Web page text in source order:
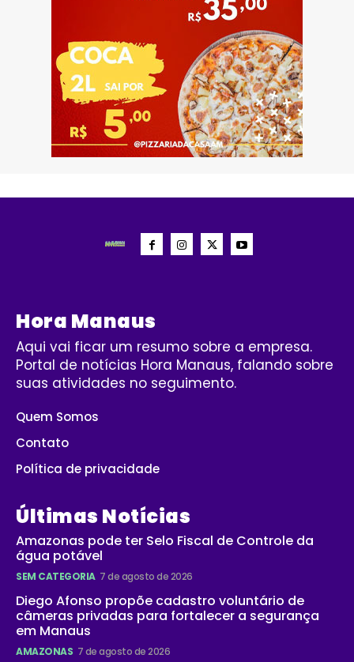
Hora Manaus
Aqui vai ficar um resumo sobre a empresa.
Portal de notícias Hora Manaus, falando sobre
suas atividades no seguimento.
Quem Somos
Contato
Política de privacidade
Últimas Notícias
Amazonas pode ter Selo Fiscal de Controle da
água potável
SEM CATEGORIA 7 de agosto de 2026
Diego Afonso propõe cadastro voluntário de
câmeras privadas para fortalecer a segurança
em Manaus
AMAZONAS 7 de agosto de 2026